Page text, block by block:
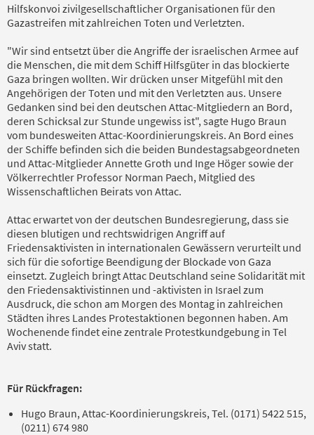
Hilfskonvoi zivilgesellschaftlicher Organisationen für den
Gazastreifen mit zahlreichen Toten und Verletzten.
"Wir sind entsetzt über die Angriffe der israelischen Armee auf
die Menschen, die mit dem Schiff Hilfsgüter in das blockierte
Gaza bringen wollten. Wir drücken unser Mitgefühl mit den
Angehörigen der Toten und mit den Verletzten aus. Unsere
Gedanken sind bei den deutschen Attac-Mitgliedern an Bord,
deren Schicksal zur Stunde ungewiss ist", sagte Hugo Braun
vom bundesweiten Attac-Koordinierungskreis. An Bord eines
der Schiffe befinden sich die beiden Bundestagsabgeordneten
und Attac-Mitglieder Annette Groth und Inge Höger sowie der
Völkerrechtler Professor Norman Paech, Mitglied des
Wissenschaftlichen Beirats von Attac.
Attac erwartet von der deutschen Bundesregierung, dass sie
diesen blutigen und rechtswidrigen Angriff auf
Friedensaktivisten in internationalen Gewässern verurteilt und
sich für die sofortige Beendigung der Blockade von Gaza
einsetzt. Zugleich bringt Attac Deutschland seine Solidarität mit
den Friedensaktivistinnen und -aktivisten in Israel zum
Ausdruck, die schon am Morgen des Montag in zahlreichen
Städten ihres Landes Protestaktionen begonnen haben. Am
Wochenende findet eine zentrale Protestkundgebung in Tel
Aviv statt.
Für Rückfragen:
Hugo Braun, Attac-Koordinierungskreis, Tel. (0171) 5422 515,
(0211) 674 980